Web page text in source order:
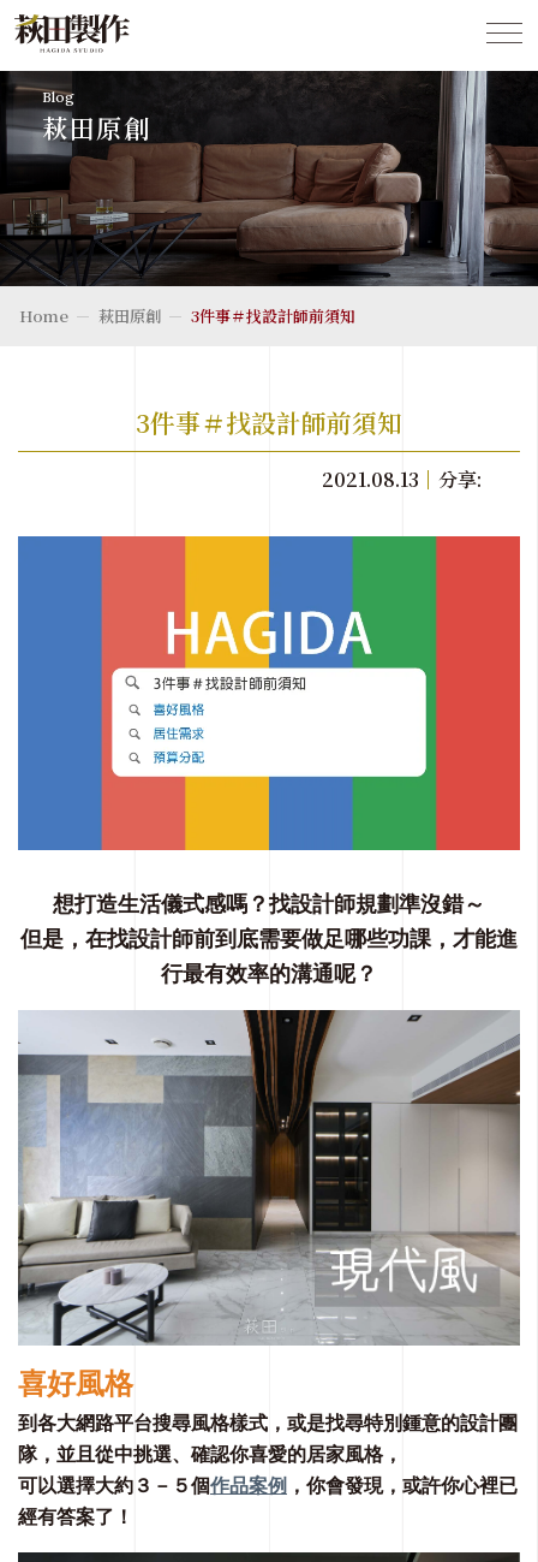
Blog
萩田原創
Home 萩田原創 3件事＃找設計師前須知
3件事＃找設計師前須知
2021.08.13 分享:
想打造生活儀式感嗎？找設計師規劃準沒錯～
但是，在找設計師前到底需要做足哪些功課，才能進
行最有效率的溝通呢？
喜好風格
到各大網路平台搜尋風格樣式，或是找尋特別鍾意的設計團
隊，並且從中挑選、確認你喜愛的居家風格，
可以選擇⼤約３－５個作品案例
，你會發現，或許你⼼裡已
經有答案了！